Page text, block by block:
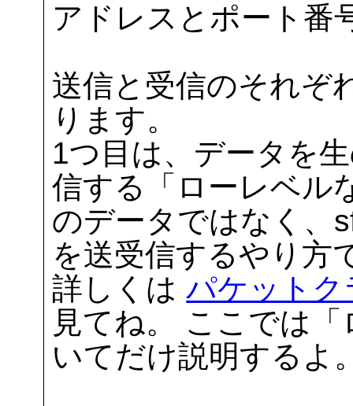
アドレスとポート番
送信と受信のそれぞ
ります。
1つ目は、データを
信する「ローレベル
のデータではなく、
を送受信するやり方
詳しくはパケット
見てね。 ここでは
いてだけ説明するよ